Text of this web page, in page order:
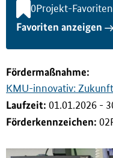
0Projekt-Favoriten
Favoriten anzeigen
Fördermaßnahme:
KMU-innovativ:
Laufzeit: 01.01.2026 -
Förderkennzeichen: